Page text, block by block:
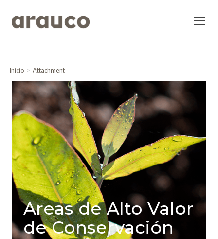
Inicio Attachment
Areas de Alto Valor
de Conservación